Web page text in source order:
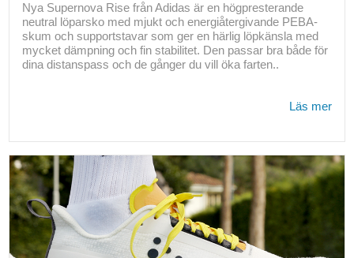
Nya Supernova Rise från Adidas är en högpresterande
neutral löparsko med mjukt och energiåtergivande PEBA-
skum och supportstavar som ger en härlig löpkänsla med
mycket dämpning och fin stabilitet. Den passar bra både för
dina distanspass och de gånger du vill öka farten..
Läs mer